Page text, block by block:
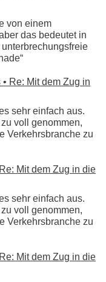
von einem
das bedeutet in
Re: Mit dem Zug in
sehr einfach aus.
voll genommen,
Verkehrsbranche zu
Mit dem Zug in die
sehr einfach aus.
voll genommen,
Verkehrsbranche zu
Mit dem Zug in die